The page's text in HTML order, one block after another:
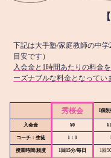
下記は大手塾/家庭教師の中
目安です）
入会金と1時間あたりの料金
ーズナブルな料金となってい
秀桜会 I個別
入会金 ¥0
コーチ：生徒 1：1
授業時間/頻度 1回15分/毎日 1回